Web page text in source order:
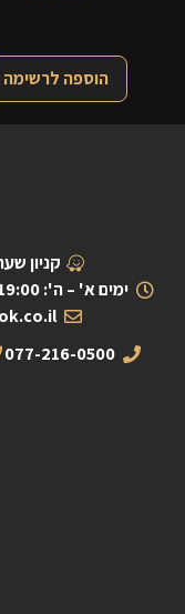
הוספה לרשימה
קניון
ימים א' – ה': 19:00 - 9:00
077-216-0500